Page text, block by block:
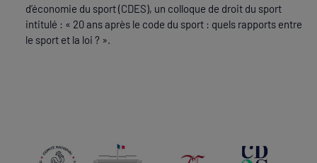
d’économie du sport (CDES), un colloque de droit du sport
intitulé : « 20 ans après le code du sport : quels rapports entre
le sport et la loi ? ».